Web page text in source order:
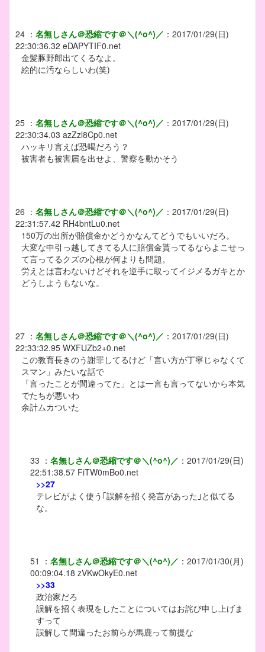
24 ： 名無しさん＠恐縮です＠＼(^o^)／ ： 2017/01/29(日)
22:30:36.32 eDAPYTIF0.net
金髪豚野郎出てくるなよ。
絵的に汚ならしいわ(笑)
25 ： 名無しさん＠恐縮です＠＼(^o^)／ ： 2017/01/29(日)
22:30:34.03 azZzl8Cp0.net
ハッキリ言えば恐喝だろう？
被害者も被害届を出せよ、警察を動かそう
26 ： 名無しさん＠恐縮です＠＼(^o^)／ ： 2017/01/29(日)
22:31:57.42 RH4bntLu0.net
150万の出所が賠償金かどうかなんてどうでもいいだろ。
大変な中引っ越してきてる人に賠償金貰ってるならよこせっ
て言ってるクズの心根が何よりも問題。
労えとは言わないけどそれを逆手に取ってイジメるガキとか
どうしようもないな。
27 ： 名無しさん＠恐縮です＠＼(^o^)／ ： 2017/01/29(日)
22:33:32.95 WXFUZb2+0.net
この教育長きのう謝罪してるけど「言い方が丁寧じゃなくて
スマン」みたいな話で
「言ったことが間違ってた」とは一言も言ってないから本気
でたちが悪いわ
余計ムカついた
33 ： 名無しさん＠恐縮です＠＼(^o^)／ ： 2017/01/29(日)
22:51:38.57 FiTW0mBo0.net
>>27
テレビがよく使う｢誤解を招く発言があった｣と似てる
な。
51 ： 名無しさん＠恐縮です＠＼(^o^)／ ： 2017/01/30(月)
00:09:04.18 zVKwOkyE0.net
>>33
政治家だろ
誤解を招く表現をしたことについてはお詫び申し上げま
すって
誤解して間違ったお前らが馬鹿って前提な